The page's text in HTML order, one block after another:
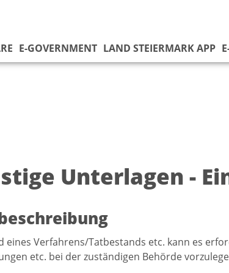
E-GOVERNMENT LAND STEIERMARK APP
Unterlagen -
eines Verfahrens/Tatbestands etc. kann es
etc. bei der zuständigen Behörde